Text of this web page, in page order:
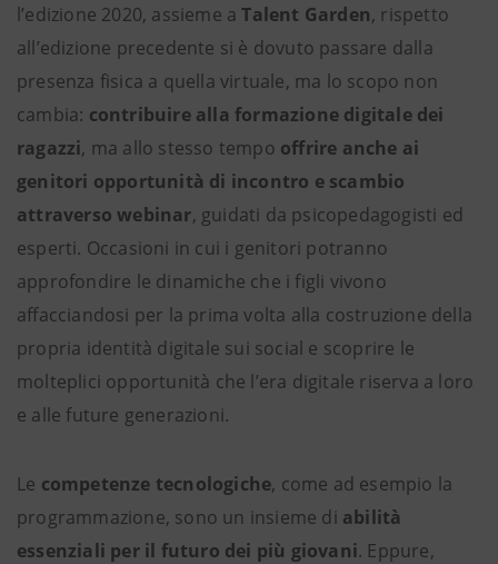
l’edizione 2020, assieme aTalent Garden, rispetto
all’edizione precedente si è dovuto passare dalla
presenza fisica a quella virtuale, ma lo scopo non
cambia: contribuire alla formazione digitale dei
ragazzi, ma allo stesso tempo offrire anche ai
genitori opportunità di incontro e scambio
attraverso webinar, guidati da psicopedagogisti ed
esperti. Occasioni in cui i genitori potranno
approfondire le dinamiche che i figli vivono
affacciandosi per la prima volta alla costruzione della
propria identità digitale sui social e scoprire le
molteplici opportunità che l’era digitale riserva a loro
e alle future generazioni.
Le competenze tecnologiche, come ad esempio la
programmazione, sono un insieme di abilità
essenziali per il futuro dei più giovani. Eppure,